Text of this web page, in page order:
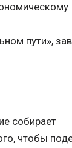
пути»,
собирает
чтобы